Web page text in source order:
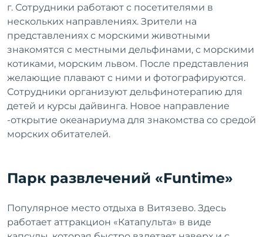
г. Сотрудники работают с посетителями в
нескольких направлениях. Зрители на
представлениях с морскими животными
знакомятся с местными дельфинами, с морскими
котиками, морским львом. После представления
желающие плавают с ними и фотографируются.
Сотрудники организуют дельфинотерапию для
детей и курсы дайвинга. Новое направление
-открытие океанариума для знакомства со средой
морских обитателей.
Парк развлечений «Funtime»
Популярное место отдыха в Витязево. Здесь
работает аттракцион «Катапульта» в виде